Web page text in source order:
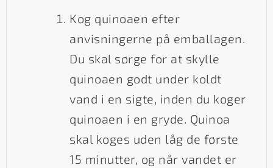
Kog quinoaen efter
anvisningerne på emballagen.
Du skal sørge for at skylle
quinoaen godt under koldt
vand i en sigte, inden du koger
quinoaen i en gryde. Quinoa
skal koges uden låg de første
15 minutter, og når vandet er